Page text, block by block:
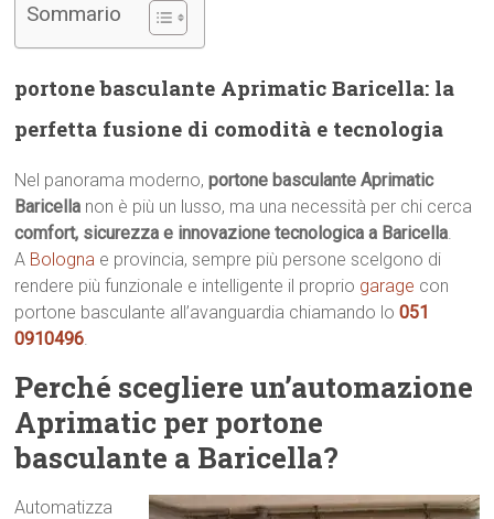
Sommario
portone basculante Aprimatic Baricella: la
perfetta fusione di comodità e tecnologia
Nel panorama moderno,portone basculante Aprimatic
Baricella non è più un lusso, ma una necessità per chi cerca
comfort, sicurezza e innovazione tecnologica a Baricella.
A Bologna e provincia, sempre più persone scelgono di
rendere più funzionale e intelligente il proprio garage con
portone basculante all’avanguardia chiamando lo051
0910496.
Perché scegliere un’automazione
Aprimatic per portone
basculante a Baricella?
Automatizza